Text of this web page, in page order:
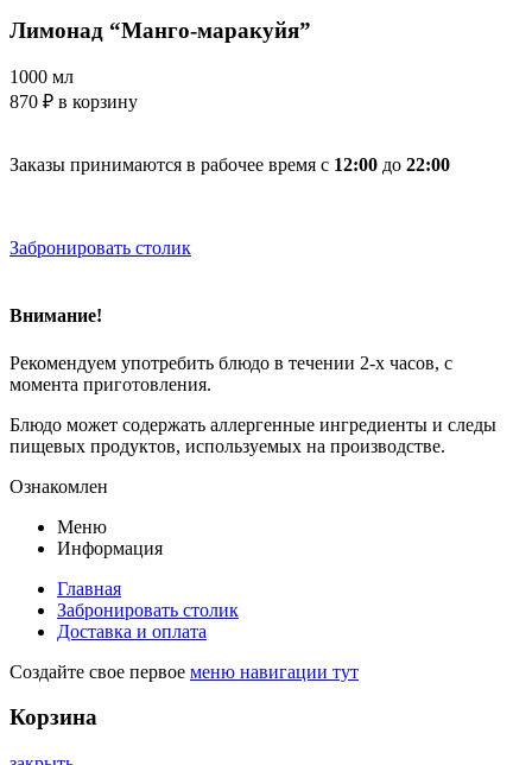
Лимонад “Манго-маракуйя”
1000 мл
870 ₽ в корзину
Заказы принимаются в рабочее время с 12:00 до 22:00
Забронировать столик
Внимание!
Рекомендуем употребить блюдо в течении 2-х часов, с
момента приготовления.
Блюдо может содержать аллергенные ингредиенты и следы
пищевых продуктов, используемых на производстве.
Ознакомлен
Меню
Информация
Главная
Забронировать столик
Доставка и оплата
Создайте свое первое меню навигации тут
Корзина